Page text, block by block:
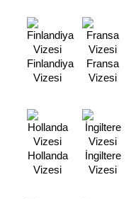
Finlandiya
Vizesi
Fransa
Vizesi
Hollanda
Vizesi
İngiltere
Vizesi